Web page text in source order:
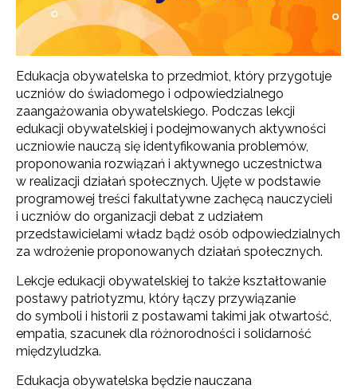
Edukacja obywatelska to przedmiot, który przygotuje
uczniów do świadomego i odpowiedzialnego
zaangażowania obywatelskiego. Podczas lekcji
edukacji obywatelskiej i podejmowanych aktywności
uczniowie nauczą się identyfikowania problemów,
proponowania rozwiązań i aktywnego uczestnictwa
w realizacji działań społecznych. Ujęte w podstawie
programowej treści fakultatywne zachęcą nauczycieli
i uczniów do organizacji debat z udziałem
przedstawicielami władz bądź osób odpowiedzialnych
za wdrożenie proponowanych działań społecznych.
Lekcje edukacji obywatelskiej to także kształtowanie
postawy patriotyzmu, który łączy przywiązanie
do symboli i historii z postawami takimi jak otwartość,
empatia, szacunek dla różnorodności i solidarność
międzyludzka.
Edukacja obywatelska będzie nauczana